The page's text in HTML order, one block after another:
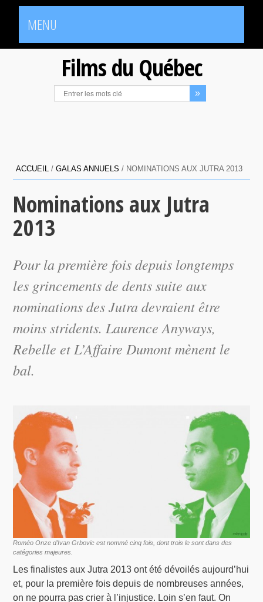
MENU
Films du Québec
ACCUEIL /GALAS ANNUELS / NOMINATIONS AUX JUTRA 2013
Nominations aux Jutra
2013
Pour la première fois depuis longtemps
les grincements de dents suite aux
nominations des Jutra devraient être
moins stridents. Laurence Anyways,
Rebelle et L’Affaire Dumontmènent le
bal.
Roméo Onze d’Ivan Grbovic est nommé cinq fois, dont trois le sont dans des
catégories majeures.
Les finalistes aux Jutra 2013 ont été dévoilés aujourd’hui
et, pour la première fois depuis de nombreuses années,
on ne pourra pas crier à l’injustice. Loin s’en faut. On